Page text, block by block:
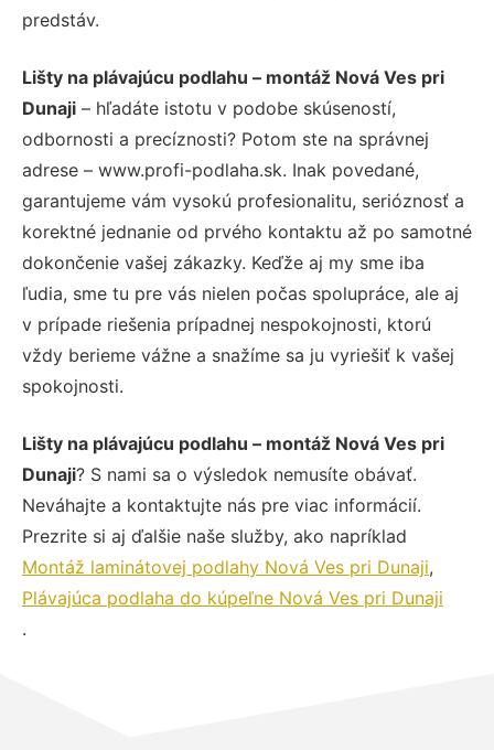
predstáv.
Lišty na plávajúcu podlahu – montáž Nová Ves pri
Dunaji – hľadáte istotu v podobe skúseností,
odbornosti a precíznosti? Potom ste na správnej
adrese – www.profi-podlaha.sk. Inak povedané,
garantujeme vám vysokú profesionalitu, serióznosť a
korektné jednanie od prvého kontaktu až po samotné
dokončenie vašej zákazky. Keďže aj my sme iba
ľudia, sme tu pre vás nielen počas spolupráce, ale aj
v prípade riešenia prípadnej nespokojnosti, ktorú
vždy berieme vážne a snažíme sa ju vyriešiť k vašej
spokojnosti.
Lišty na plávajúcu podlahu – montáž Nová Ves pri
Dunaji? S nami sa o výsledok nemusíte obávať.
Neváhajte a kontaktujte nás pre viac informácií.
Prezrite si aj ďalšie naše služby, ako napríklad
Montáž laminátovej podlahy Nová Ves pri Dunaji,
Plávajúca podlaha do kúpeľne Nová Ves pri Dunaji
.